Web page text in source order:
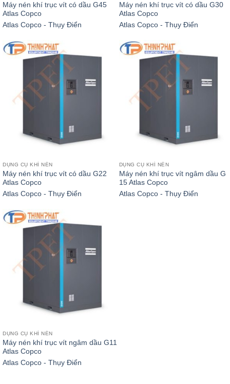
Máy nén khí trục vít có dầu G45
Atlas Copco
Atlas Copco - Thụy Điển
Máy nén khí trục vít có dầu G30
Atlas Copco
Atlas Copco - Thụy Điển
DỤNG CỤ KHÍ NÉN
Máy nén khí trục vít có dầu G22
Atlas Copco
Atlas Copco - Thụy Điển
DỤNG CỤ KHÍ NÉN
Máy nén khí trục vít ngâm dầu G
15 Atlas Copco
Atlas Copco - Thụy Điển
DỤNG CỤ KHÍ NÉN
Máy nén khí trục vít ngâm dầu G11
Atlas Copco
Atlas Copco - Thụy Điển